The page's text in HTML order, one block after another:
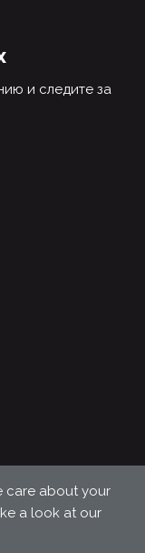
и следите за
care about your
a look at our